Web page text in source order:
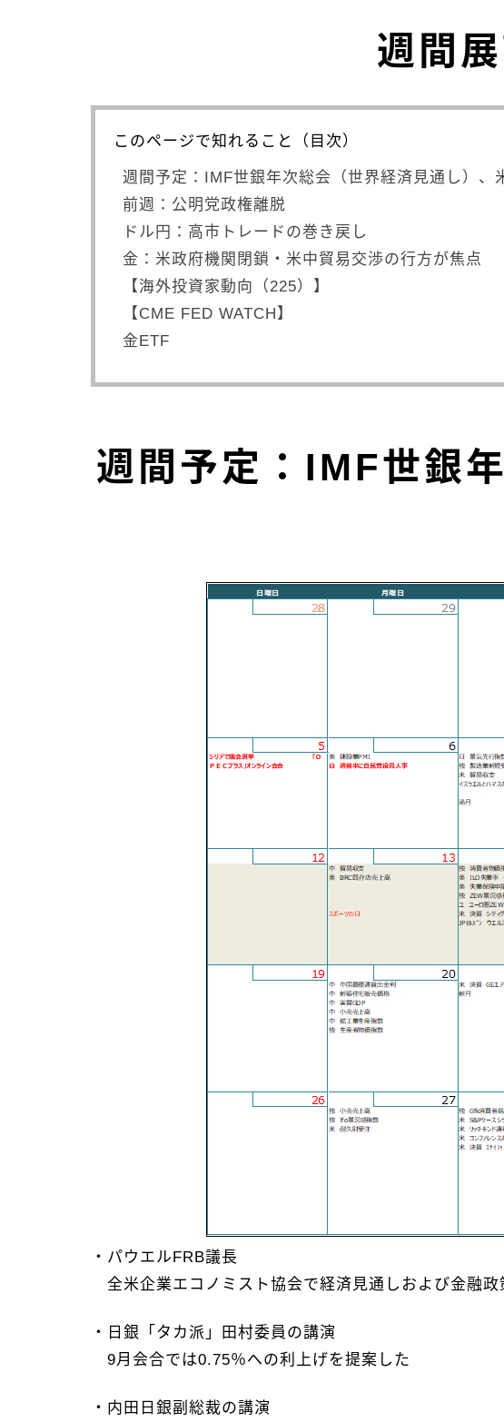
週間
このページで知れること（目次）
週間予定：IMF世銀年次総会（世界経済見通し）、
前週：公明党政権離脱
ドル円：高市トレードの巻き戻し
金：米政府機関閉鎖・米中貿易交渉の行方が焦点
【海外投資家動向（225）】
【CME FED WATCH】
金ETF
週間予定：IMF世銀
・パウエルFRB議長
全米企業エコノミスト協会で経済見通しおよび金融政
・日銀「タカ派」田村委員の講演
9月会合では0.75％への利上げを提案した
・内田日銀副総裁の講演